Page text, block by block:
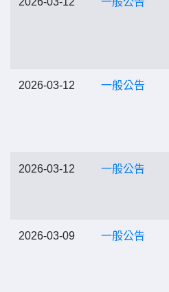
2026-03-12 一般公告
2026-03-12 一般公告
2026-03-09 一般公告